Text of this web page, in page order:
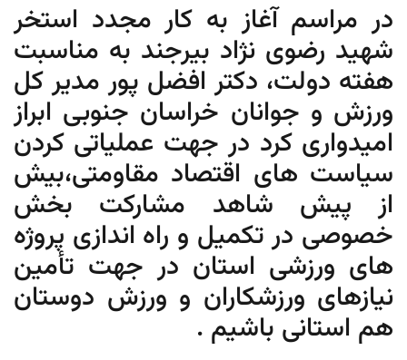
در مراسم آغاز به کار مجدد استخر
شهید رضوی نژاد بیرجند به مناسبت
هفته دولت، دکتر افضل پور مدیر کل
ورزش و جوانان خراسان جنوبی ابراز
امیدواری کرد در جهت عملیاتی کردن
سیاست های اقتصاد مقاومتی،بیش
از پیش شاهد مشارکت بخش
خصوصی در تکمیل و راه اندازی پروژه
های ورزشی استان در جهت تأمین
نیازهای ورزشکاران و ورزش دوستان
هم استانی باشیم .